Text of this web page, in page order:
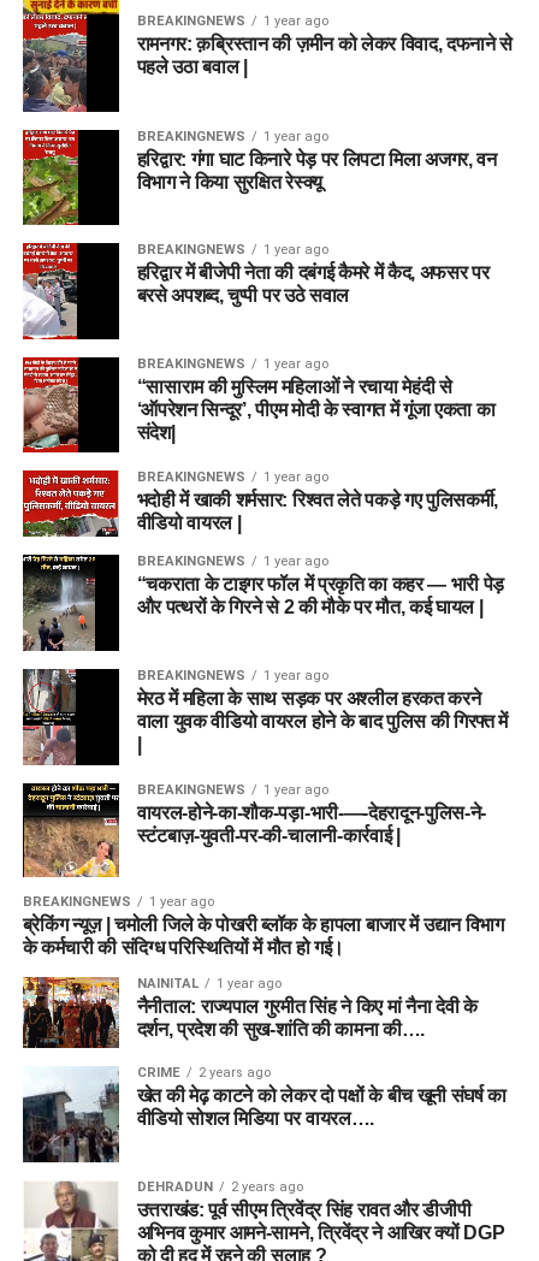
BREAKINGNEWS 1 year ago
रामनगर: क़ब्रिस्तान की ज़मीन को लेकर विवाद, दफनाने से
पहले उठा बवाल |
BREAKINGNEWS 1 year ago
हरिद्वार: गंगा घाट किनारे पेड़ पर लिपटा मिला अजगर, वन
विभाग ने किया सुरक्षित रेस्क्यू
BREAKINGNEWS 1 year ago
हरिद्वार में बीजेपी नेता की दबंगई कैमरे में कैद, अफसर पर
बरसे अपशब्द, चुप्पी पर उठे सवाल
BREAKINGNEWS 1 year ago
“सासाराम की मुस्लिम महिलाओं ने रचाया मेहंदी से
‘ऑपरेशन सिन्दूर’, पीएम मोदी के स्वागत में गूंजा एकता का
संदेश|
BREAKINGNEWS 1 year ago
भदोही में खाकी शर्मसार: रिश्वत लेते पकड़े गए पुलिसकर्मी,
वीडियो वायरल |
BREAKINGNEWS 1 year ago
“चकराता के टाइगर फॉल में प्रकृति का कहर — भारी पेड़
और पत्थरों के गिरने से 2 की मौके पर मौत, कई घायल |
BREAKINGNEWS 1 year ago
मेरठ में महिला के साथ सड़क पर अश्लील हरकत करने
वाला युवक वीडियो वायरल होने के बाद पुलिस की गिरफ्त में
BREAKINGNEWS 1 year ago
वायरल-होने-का-शौक-पड़ा-भारी-—-देहरादून-पुलिस-ने-
स्टंटबाज़-युवती-पर-की-चालानी-कार्रवाई |
BREAKINGNEWS 1 year ago
ब्रेकिंग न्यूज़ | चमोली जिले के पोखरी ब्लॉक के हापला बाजार में उद्यान विभाग
के कर्मचारी की संदिग्ध परिस्थितियों में मौत हो गई।
NAINITAL 1 year ago
नैनीताल: राज्यपाल गुरमीत सिंह ने किए मां नैना देवी के
दर्शन, प्रदेश की सुख-शांति की कामना की….
CRIME 2 years ago
खेत की मेढ़ काटने को लेकर दो पक्षों के बीच खूनी संघर्ष का
वीडियो सोशल मिडिया पर वायरल….
DEHRADUN 2 years ago
उत्तराखंड: पूर्व सीएम त्रिवेंद्र सिंह रावत और डीजीपी
अभिनव कुमार आमने-सामने, त्रिवेंद्र ने आखिर क्यों DGP
को दी हद में रहने की सलाह ?